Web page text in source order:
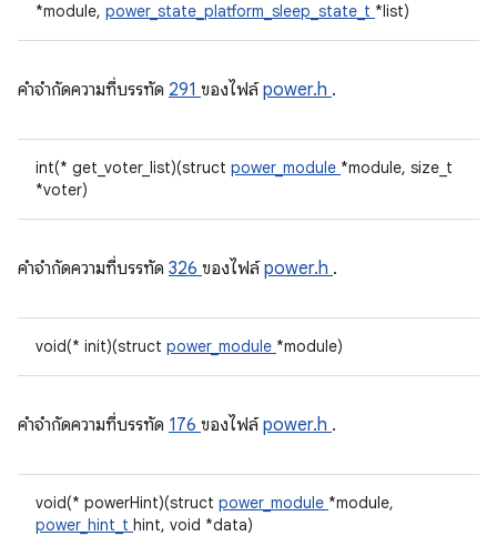
*module, power_state_platform_sleep_state_t *list)
คําจํากัดความที่บรรทัด 291 ของไฟล์power.h .
int(* get_voter_list)(struct power_module *module, size_t
*voter)
คําจํากัดความที่บรรทัด 326 ของไฟล์power.h .
void(* init)(struct power_module *module)
คําจํากัดความที่บรรทัด 176 ของไฟล์power.h .
void(* powerHint)(struct power_module *module,
power_hint_t hint, void *data)